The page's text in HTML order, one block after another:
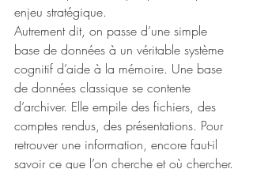
enjeu stratégique.
Autrement dit, on passe d’une simple
base de données à un véritable système
cognitif d’aide à la mémoire. Une base
de données classique se contente
d’archiver. Elle empile des fichiers, des
comptes rendus, des présentations. Pour
retrouver une information, encore faut-il
savoir ce que l’on cherche et où chercher.